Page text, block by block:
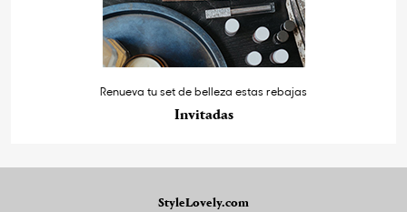
Renueva tu set de belleza estas rebajas
Invitadas
StyleLovely.com